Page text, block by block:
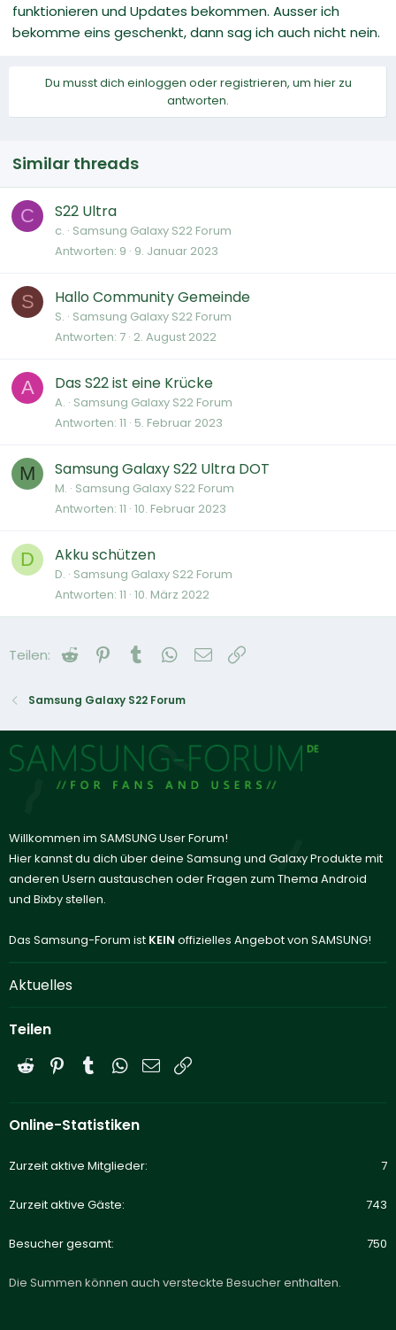
funktionieren und Updates bekommen. Ausser ich
bekomme eins geschenkt, dann sag ich auch nicht nein.
Du musst dich einloggen oder registrieren, um hier zu
antworten.
Similar threads
C S22 Ultra
c. Samsung Galaxy S22 Forum
Antworten 9 9. Januar 2023
S Hallo Community Gemeinde
S. Samsung Galaxy S22 Forum
Antworten 7 2. August 2022
A Das S22 ist eine Krücke
A. Samsung Galaxy S22 Forum
Antworten 11 5. Februar 2023
M Samsung Galaxy S22 Ultra DOT
M. Samsung Galaxy S22 Forum
Antworten 11 10. Februar 2023
D Akku schützen
D. Samsung Galaxy S22 Forum
Antworten 11 10. März 2022
Teilen: Reddit Pinterest
Tumblr WhatsApp
E-Mail
Samsung Galaxy S22 Forum
Willkommen im SAMSUNG User Forum!
Hier kannst du dich über deine Samsung und Galaxy Produkte mit
anderen Usern austauschen oder Fragen zum Thema Android
und Bixby stellen.
Das Samsung-Forum ist KEIN offizielles Angebot von SAMSUNG!
Aktuelles
Teilen
Reddit PinterestTumblrWhatsApp
E-Mail
Online-Statistiken
Zurzeit aktive Mitglieder 7
Zurzeit aktive Gäste 743
Besucher gesamt 750
Die Summen können auch versteckte Besucher enthalten.